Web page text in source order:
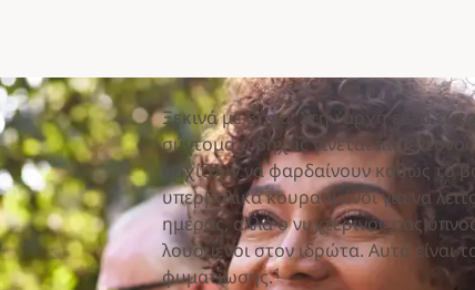
Ξεκινά με βήχα. Στην αρχή είναι
σύντομα ο βήχας γίνεται πιο
αρχίζουν να φαρδαίνουν καθώς το
υπερβολικά κουρασμένοι για να
ημέρας, αλλά ο νυχτερινός σας
λουσμένοι στον ιδρώτα. Αυτά είναι
φυματίωσης.1